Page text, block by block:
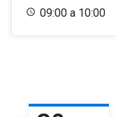
09:00 a 10:00